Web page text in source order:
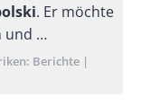
. Er möchte
und …
Berichte